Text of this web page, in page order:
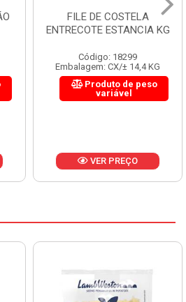
FILE DE COSTELA
ENTRECOTE ESTANCIA KG
Código: 18299
Embalagem: CX/± 14,4 KG
Produto de peso
variável
VER PREÇO